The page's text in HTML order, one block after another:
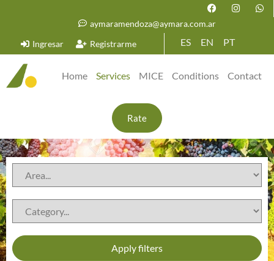
aymaramendoza@aymara.com.ar
Ingresar
Registrarme ES EN PT
Home Services MICE Conditions Contact
Rate
Apply filters